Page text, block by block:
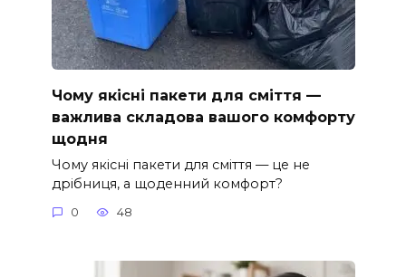
Чому якісні пакети для сміття —
важлива складова вашого комфорту
щодня
Чому якісні пакети для сміття — це не
дрібниця, а щоденний комфорт?
0 48